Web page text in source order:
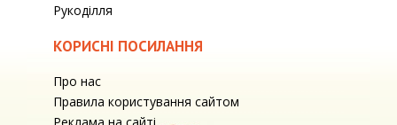
Рукоділля
КОРИСНІ ПОСИЛАННЯ
Про нас
Правила користування сайтом